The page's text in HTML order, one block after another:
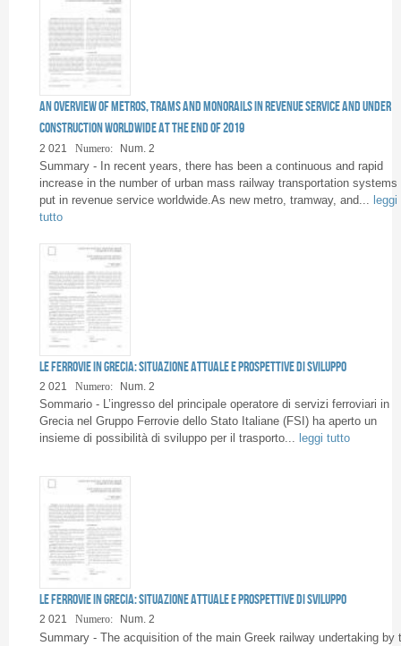
An overview of metros, trams and monorails in revenue service and under
construction worldwide at the end of 2019
2 021 Numero: Num. 2
Summary - In recent years, there has been a continuous and rapid
increase in the number of urban mass railway transportation systems
put in revenue service worldwide.As new metro, tramway, and... leggi
tutto
Le ferrovie in Grecia: situazione attuale e prospettive di sviluppo
2 021 Numero: Num. 2
Sommario - L’ingresso del principale operatore di servizi ferroviari in
Grecia nel Gruppo Ferrovie dello Stato Italiane (FSI) ha aperto un
insieme di possibilità di sviluppo per il trasporto... leggi tutto
Le ferrovie in Grecia: situazione attuale e prospettive di sviluppo
2 021 Numero: Num. 2
Summary - The acquisition of the main Greek railway undertaking by